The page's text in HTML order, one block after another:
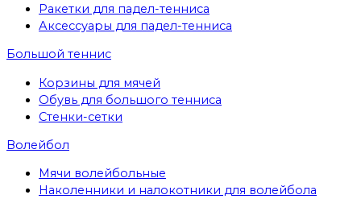
Ракетки для падел-тенниса
Аксессуары для падел-тенниса
Большой теннис
Корзины для мячей
Обувь для большого тенниса
Стенки-сетки
Волейбол
Мячи волейбольные
Наколенники и налокотники для волейбола